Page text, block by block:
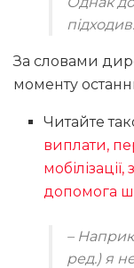
підходив.
За словами
моменту
Читайте
виплати,
допомога
–
ред.) я